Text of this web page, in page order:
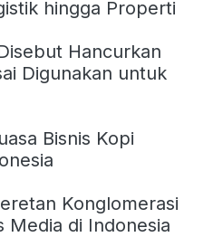
hingga Properti
Hancurkan
Digunakan untuk
Bisnis Kopi
Konglomerasi
Media di Indonesia